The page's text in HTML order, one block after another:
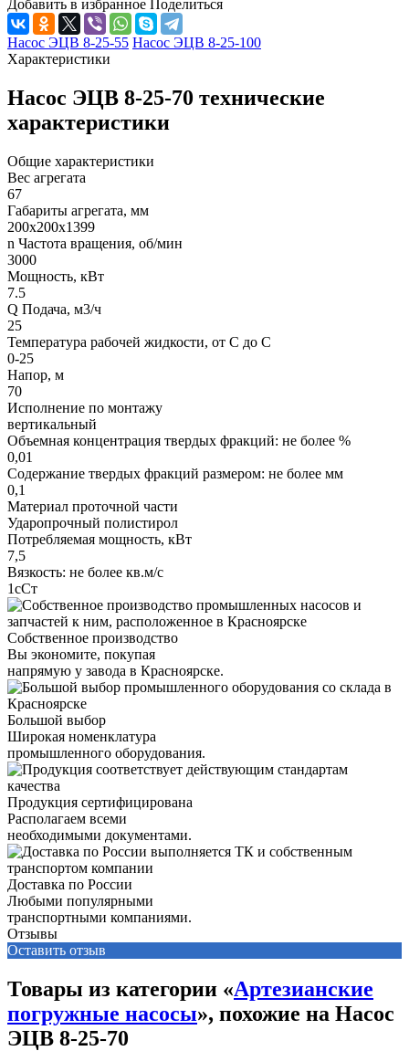
Добавить в избранное Поделиться
Насос ЭЦВ 8-25-55 Насос ЭЦВ 8-25-100
Характеристики
Насос ЭЦВ 8-25-70 технические
характеристики
Общие характеристики
Вес агрегата
67
Габариты агрегата, мм
200х200х1399
n Частота вращения, об/мин
3000
Мощность, кВт
7.5
Q Подача, м3/ч
25
Температура рабочей жидкости, от С до С
0-25
Напор, м
70
Исполнение по монтажу
вертикальный
Объемная концентрация твердых фракций: не более %
0,01
Содержание твердых фракций размером: не более мм
0,1
Материал проточной части
Ударопрочный полистирол
Потребляемая мощность, кВт
7,5
Вязкость: не более кв.м/с
1сСт
Собственное производство
Вы экономите, покупая
напрямую у завода в Красноярске.
Большой выбор
Широкая номенклатура
промышленного оборудования.
Продукция сертифицирована
Располагаем всеми
необходимыми документами.
Доставка по России
Любыми популярными
транспортными компаниями.
Отзывы
Оставить отзыв
Товары из категории «Артезианские
погружные насосы», похожие на Насос
ЭЦВ 8-25-70